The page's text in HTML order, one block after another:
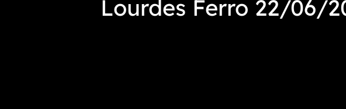
Lourdes Ferro 22/06/